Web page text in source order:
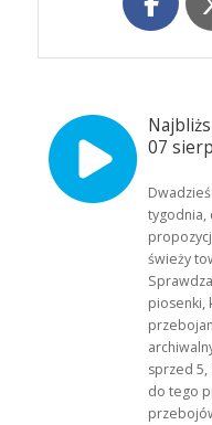
07
tygodnia,
świeży
piosenki,
sprzed 5,
do tego